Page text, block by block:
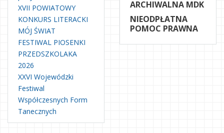
XVII POWIATOWY
KONKURS LITERACKI
MÓJ ŚWIAT
FESTIWAL PIOSENKI
PRZEDSZKOLAKA
2026
XXVI Wojewódzki
Festiwal
Współczesnych Form
Tanecznych
ARCHIWALNA MDK
NIEODPŁATNA
POMOC PRAWNA